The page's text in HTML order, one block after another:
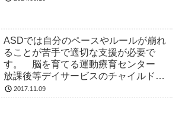
ASDでは自分のペースやルールが崩れ
ることが苦手で適切な支援が必要で
す。 脳を育てる運動療育センター
放課後等デイサービスのチャイルド・
ブレイン
2017.11.09